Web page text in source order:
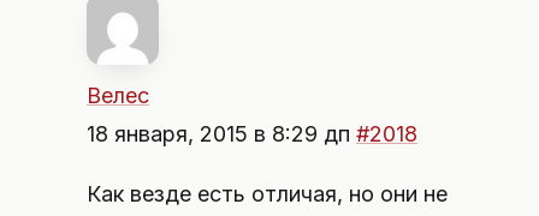
Велес
18 января, 2015 в 8:29 дп #2018
Как везде есть отличая, но они не